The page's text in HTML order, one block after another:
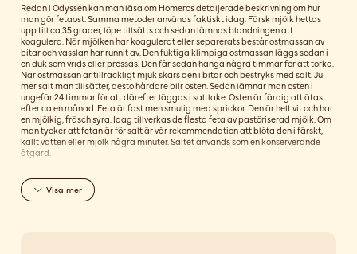
Redan i Odyssén kan man läsa om Homeros detaljerade beskrivning om hur
man gör fetaost. Samma metoder används faktiskt idag. Färsk mjölk hettas
upp till ca 35 grader, löpe tillsätts och sedan lämnas blandningen att
koagulera. När mjölken har koagulerat eller separerats består ostmassan av
bitar och vasslan har runnit av. Den fuktiga klimpiga ostmassan läggs sedan i
en duk som vrids eller pressas. Den får sedan hänga några timmar för att torka.
När ostmassan är tillräckligt mjuk skärs den i bitar och bestryks med salt. Ju
mer salt man tillsätter, desto hårdare blir osten. Sedan lämnar man osten i
ungefär 24 timmar för att därefter läggas i saltlake. Osten är färdig att ätas
efter ca en månad. Feta är fast men smulig med sprickor. Den är helt vit och har
en mjölkig, fräsch syra. Idag tillverkas de flesta feta av pastöriserad mjölk. Om
man tycker att fetan är för salt är vår rekommendation att blöta den i färskt,
kallt vatten eller mjölk några minuter. Saltet används som en konserverande
åtgärd.
Visamer